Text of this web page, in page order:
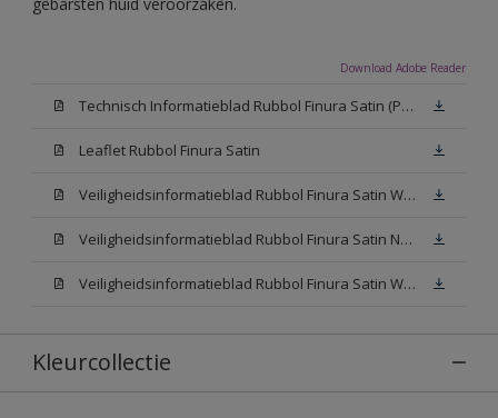
Download Adobe Reader
Technisch Informatieblad Rubbol Finura Satin (PDF)
Leaflet Rubbol Finura Satin
Veiligheidsinformatieblad Rubbol Finura Satin W05 (MSDS)
Veiligheidsinformatieblad Rubbol Finura Satin N00 (MSDS)
Veiligheidsinformatieblad Rubbol Finura Satin White (MSDS)
Kleurcollectie